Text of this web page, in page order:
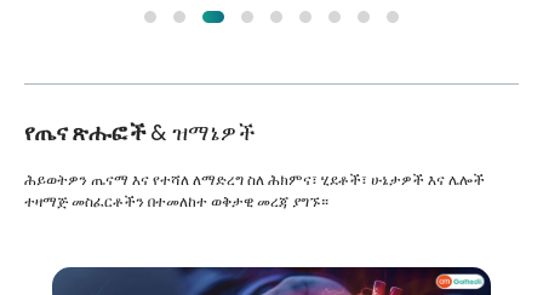
የጤና ጽሑፎች& ዝማኔዎች
ሕይወትዎን ጤናማ እና የተሻለ ለማድረግ ስለ ሕክምና፣ ሂደቶች፣ ሁኔታዎች እና ሌሎች
ተዛማጅ መስፈርቶችን በተመለከተ ወቅታዊ መረጃ ያግኙ።